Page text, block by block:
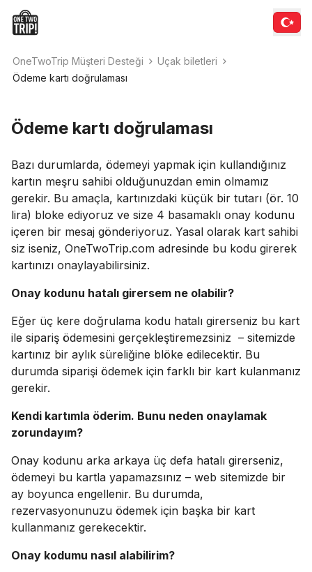
OneTwoTrip Müşteri Desteği
Uçak biletleri
Ödeme kartı doğrulaması
Ödeme kartı doğrulaması
Bazı durumlarda, ödemeyi yapmak için kullandığınız
kartın meşru sahibi olduğunuzdan emin olmamız
gerekir. Bu amaçla, kartınızdaki küçük bir tutarı (ör. 10
lira) bloke ediyoruz ve size 4 basamaklı onay kodunu
içeren bir mesaj gönderiyoruz. Yasal olarak kart sahibi
siz iseniz, OneTwoTrip.com adresinde bu kodu girerek
kartınızı onaylayabilirsiniz.
Onay kodunu hatalı girersem ne olabilir?
Eğer üç kere doğrulama kodu hatalı girerseniz bu kart
ile sipariş ödemesini gerçekleştiremezsiniz – sitemizde
kartınız bir aylık süreliğine blöke edilecektir. Bu
durumda siparişi ödemek için farklı bir kart kulanmanız
gerekir.
Kendi kartımla öderim. Bunu neden onaylamak
zorundayım?
Onay kodunu arka arkaya üç defa hatalı girerseniz,
ödemeyi bu kartla yapamazsınız – web sitemizde bir
ay boyunca engellenir. Bu durumda,
rezervasyonunuzu ödemek için başka bir kart
kullanmanız gerekecektir.
Onay kodumu nasıl alabilirim?